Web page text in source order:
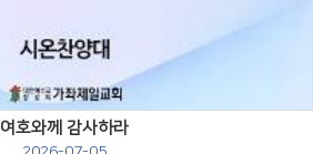
여호와께 감사하라